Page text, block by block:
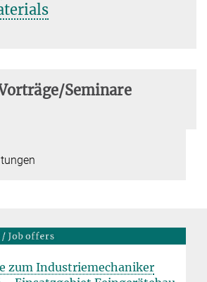
Seminare
zum Industriemechaniker